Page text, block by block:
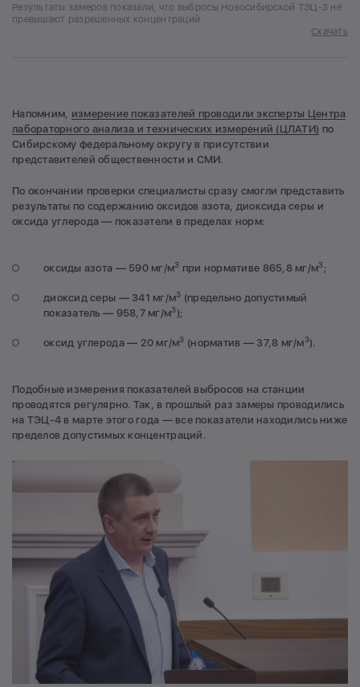
Результаты замеров показали, что выбросы Новосибирской ТЭЦ-3 не
превышают разрешенных концентраций
Скачать
Напомним, измерение показателей проводили эксперты Центра
лабораторного анализа и технических измерений (ЦЛАТИ) по
Сибирскому федеральному округу в присутствии
представителей общественности и СМИ.
По окончании проверки специалисты сразу смогли представить
результаты по содержанию оксидов азота, диоксида серы и
оксида углерода — показатели в пределах норм:
оксиды азота — 590 мг/м3 при нормативе 865,8 мг/м3 ;
диоксид серы — 341 мг/м3 (предельно допустимый
показатель — 958,7 мг/м3);
оксид углерода — 20 мг/м3 (норматив — 37,8 мг/м3).
Подобные измерения показателей выбросов на станции
проводятся регулярно. Так, в прошлый раз замеры проводились
на ТЭЦ-4 в марте этого года — все показатели находились ниже
пределов допустимых концентраций.